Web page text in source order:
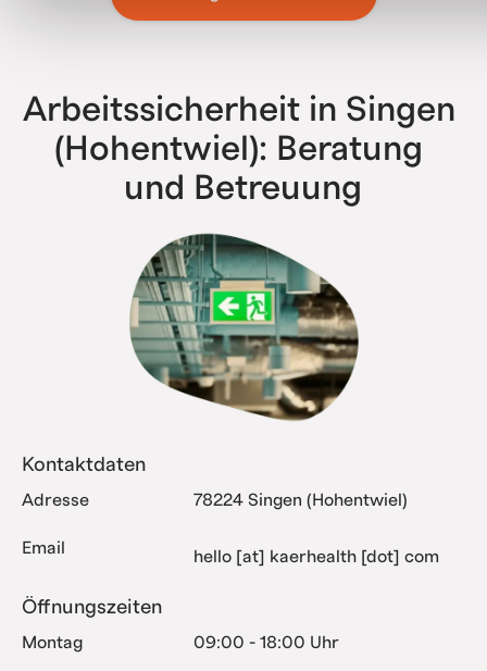
bis zu Konzernen mit über 500 Niederlassungen – wir
Arbeitssicherheit in Singen
(Hohentwiel): Beratung
und Betreuung
Kontaktdaten
Adresse 78224 Singen (Hohentwiel)
Email hello [at] kaerhealth [dot] com
Öffnungszeiten
Montag 09:00 - 18:00 Uhr